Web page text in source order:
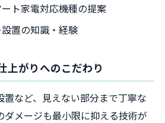
ト家電対応機種の提案
置の知識・経験
上がりへのこだわり
置など、見えない部分まで丁寧な
メージも最小限に抑える技術が